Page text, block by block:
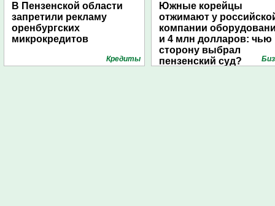
В Пензенской области
запретили рекламу
оренбургских
микрокредитов
Кредиты
Южные корейцы
отжимают у
компании
и 4 млн долларов: чью
сторону выбрал
пензенский суд?